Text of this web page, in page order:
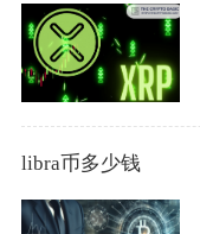
libra币多少钱